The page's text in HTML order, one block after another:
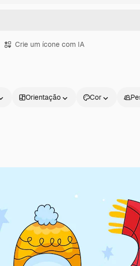
Crie um ícone com IA
Orientação Cor
Produtos
Spaces
Assistente de IA
Gerador de
Começar
Academy
Documentação
Atendimento